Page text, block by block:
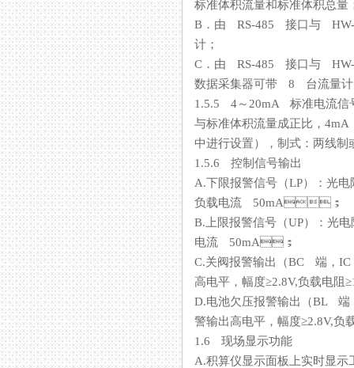
标准体积流量和标准体积总量
B．由 RS-485 接口与 HW-Ⅰ数
计；
C．由 RS-485 接口与 HW-Ⅱ
数据采集器可带 8 台流量计
1.5.5 4～20mA 标准电流信
与标准体积流量成正比
中进行设置），制式：两线制
1.5.6 控制信号输出
A.下限报警信号（LP）：
负载电流 50mA；
B.上限报警信号（UP）：光
电流 50mA；
C.关阀报警输出（BC 端，
高电平，幅度≥2.8V,负载
D.电池欠压报警输出（BL 端
警输出高电平，幅度
1.6 现场显示功能
A.积算仪显示面板上实时显示工况